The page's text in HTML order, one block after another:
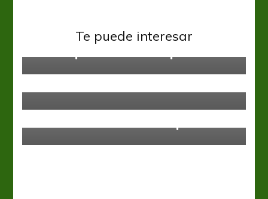
Te puede interesar
Racing Club